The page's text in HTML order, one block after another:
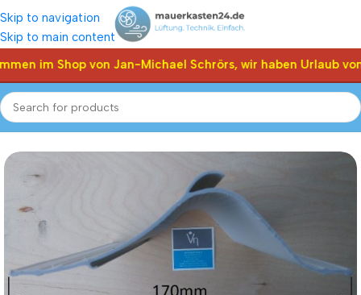
Skip to navigation
Skip to main content
im Shop von Jan-Michael Schrörs, wir haben Urlaub
Start Shop Luftwäscher Zubehör